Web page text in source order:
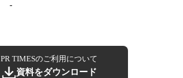
-
PR TIMESのご利用について
資料をダウンロード